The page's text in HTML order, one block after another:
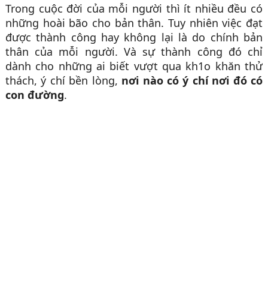
Trong cuộc đời của mỗi người thì ít nhiều đều có
những hoài bão cho bản thân. Tuy nhiên việc đạt
được thành công hay không lại là do chính bản
thân của mỗi người. Và sự thành công đó chỉ
dành cho những ai biết vượt qua kh1o khăn thử
thách, ý chí bền lòng, nơi nào có ý chí nơi đó có
con đường.